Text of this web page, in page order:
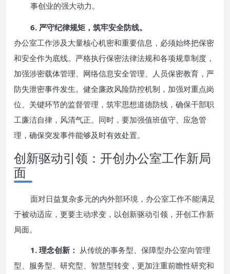
事创业的强大动力。
6. 严守纪律规矩，筑牢安全防线。
办公室工作涉及大量核心机密和重要信息，必须始终把保密
和安全作为底线。严格执行保密法律法规和各项规章制度，
加强涉密载体管理、网络信息安全管理、人员保密教育，严
防失泄密事件发生。健全廉政风险防控机制，加强对重点岗
位、关键环节的监督管理，筑牢思想道德防线，确保干部职
工廉洁自律，风清气正。同时，要加强值班值守、应急管
理，确保突发事件能够及时有效处置。
创新驱动引领：开创办公室工作新局
面
面对日益复杂多元的内外部环境，办公室工作不能满足
于被动适应，更要主动求变，以创新驱动引领，开创工作新
局面。
1. 理念创新： 从传统的事务型、保障型办公室向管理
型、服务型、研究型、智慧型转变，更加注重前瞻性研究和